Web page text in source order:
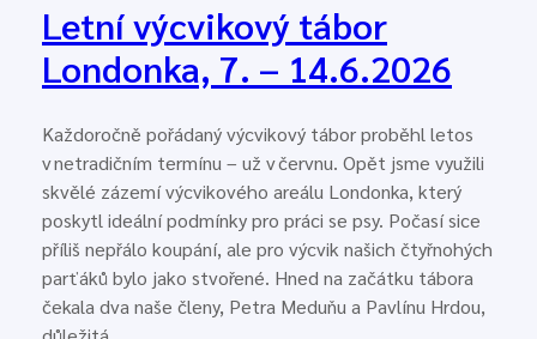
Letní výcvikový tábor
Londonka, 7. – 14.6.2026
Každoročně pořádaný výcvikový tábor proběhl letos
v netradičním termínu – už v červnu. Opět jsme využili
skvělé zázemí výcvikového areálu Londonka, který
poskytl ideální podmínky pro práci se psy. Počasí sice
příliš nepřálo koupání, ale pro výcvik našich čtyřnohých
parťáků bylo jako stvořené. Hned na začátku tábora
čekala dva naše členy, Petra Meduňu a Pavlínu Hrdou,